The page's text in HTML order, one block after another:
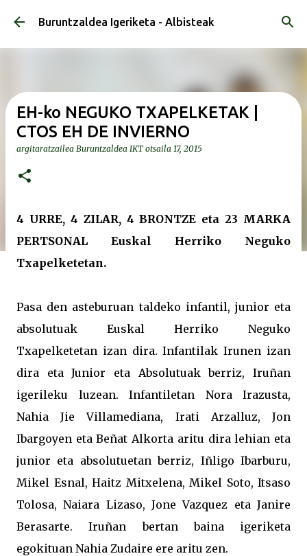
Saltatu eta joan eduki nagusira
Buruntzaldea Igeriketa - Albisteak
EH-ko NEGUKO TXAPELKETAK |
CTOS EH DE INVIERNO
argitaratzailea Buruntzaldea IKT otsaila 17, 2015
4 URRE, 4 ZILAR, 4 BRONTZE eta 23 MARKA
PERTSONAL Euskal Herriko Neguko
Txapelketetan.
Pasa den asteburuan taldeko infantil, junior eta
absolutuak Euskal Herriko Neguko
Txapelketetan izan dira. Infantilak Irunen izan
dira eta Junior eta Absolutuak berriz, Iruñan
igerileku luzean. Infantiletan Nora Irazusta,
Nahia Jie Villamediana, Irati Arzalluz, Jon
Ibargoyen eta Beñat Alkorta aritu dira lehian eta
junior eta absolutuetan berriz, Iñligo Ibarburu,
Mikel Esnal, Haitz Mitxelena, Mikel Soto, Itsaso
Tolosa, Naiara Lizaso, Jone Vazquez eta Janire
Berasarte. Iruñan bertan baina igeriketa
egokituan Nahia Zudaire ere aritu zen.